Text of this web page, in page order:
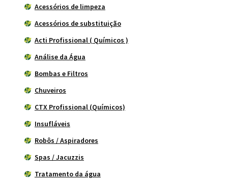
Acessórios de limpeza
Acessórios de substituição
Acti Profissional ( Químicos )
Análise da Água
Bombas e Filtros
Chuveiros
CTX Profissional (Químicos)
Insufláveis
Robôs / Aspiradores
Spas / Jacuzzis
Tratamento da água